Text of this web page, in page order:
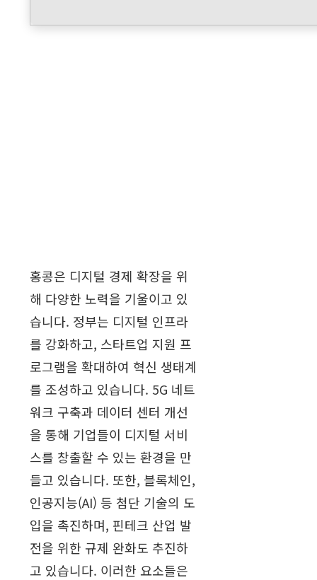
홍콩은 디지털 경제 확장을 위
해 다양한 노력을 기울이고 있
습니다. 정부는 디지털 인프라
를 강화하고, 스타트업 지원 프
로그램을 확대하여 혁신 생태계
를 조성하고 있습니다. 5G 네트
워크 구축과 데이터 센터 개선
을 통해 기업들이 디지털 서비
스를 창출할 수 있는 환경을 만
들고 있습니다. 또한, 블록체인,
인공지능(AI) 등 첨단 기술의 도
입을 촉진하며, 핀테크 산업 발
전을 위한 규제 완화도 추진하
고 있습니다. 이러한 요소들은